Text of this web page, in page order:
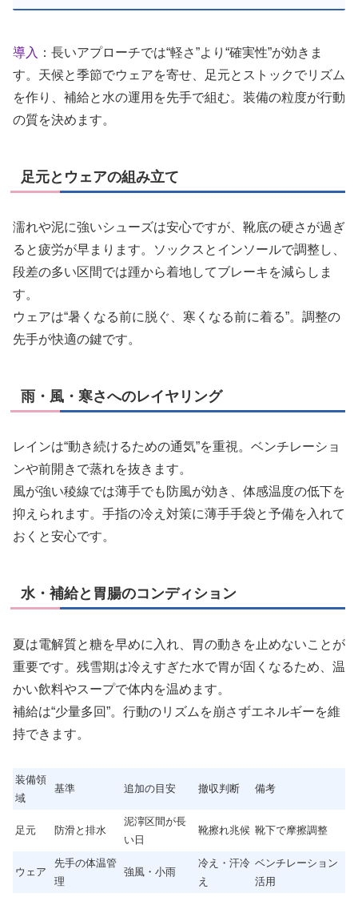
導入 ：長いアプローチでは“軽さ”より“確実性”が効きま
す。天候と季節でウェアを寄せ、足元とストックでリズム
を作り、補給と水の運用を先手で組む。装備の粒度が行動
の質を決めます。
足元とウェアの組み立て
濡れや泥に強いシューズは安心ですが、靴底の硬さが過ぎ
ると疲労が早まります。ソックスとインソールで調整し、
段差の多い区間では踵から着地してブレーキを減らしま
す。
ウェアは“暑くなる前に脱ぐ、寒くなる前に着る”。調整の
先手が快適の鍵です。
雨・風・寒さへのレイヤリング
レインは“動き続けるための通気”を重視。ベンチレーショ
ンや前開きで蒸れを抜きます。
風が強い稜線では薄手でも防風が効き、体感温度の低下を
抑えられます。手指の冷え対策に薄手手袋と予備を入れて
おくと安心です。
水・補給と胃腸のコンディション
夏は電解質と糖を早めに入れ、胃の動きを止めないことが
重要です。残雪期は冷えすぎた水で胃が固くなるため、温
かい飲料やスープで体内を温めます。
補給は“少量多回”。行動のリズムを崩さずエネルギーを維
持できます。
装備領
域
基準 追加の目安 撤収判断 備考
足元 防滑と排水
泥濘区間が長
い日
靴擦れ兆候 靴下で摩擦調整
ウェア
先手の体温管
理
強風・小雨
冷え・汗冷
え
ベンチレーション
活用